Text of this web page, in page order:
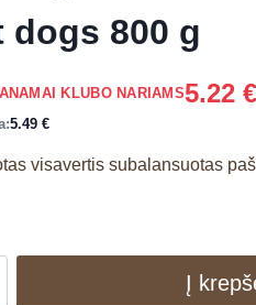
dogs 800 g
KLUBO NARIAMS5.22 €
5.49 €
visavertis subalansuotas
Į